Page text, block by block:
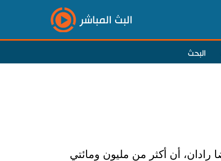
البث المباشر
البحث
رادان، أن أكثر من مليون ومائتي